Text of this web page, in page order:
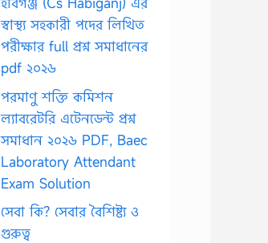
স্বাস্থ্য সহকারী পদের লিখিত
পরীক্ষার full প্রশ্ন সমাধানের
pdf ২০২৬
পরমাণু শক্তি কমিশন
ল্যাবরেটরি এটেনডেন্ট প্রশ্ন
সমাধান ২০২৬ PDF, Baec
Laboratory Attendant
Exam Solution
সেবা কি? সেবার বৈশিষ্ট্য ও
গুরুত্ব